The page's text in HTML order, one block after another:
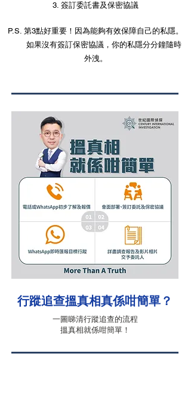
3. 簽訂委託書及保密協議
P.S. 第3點好重要！因為能夠有效保障自己的私隱。
如果沒有簽訂保密協議，你的私隱分分鐘隨時
外洩。
行蹤追查搵真相真係咁簡單？
一圖睇清行蹤追查的流程
​搵真相就係咁簡單！